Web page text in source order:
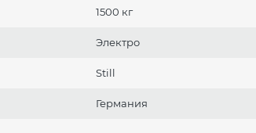
1500 кг
Электро
Still
Германия